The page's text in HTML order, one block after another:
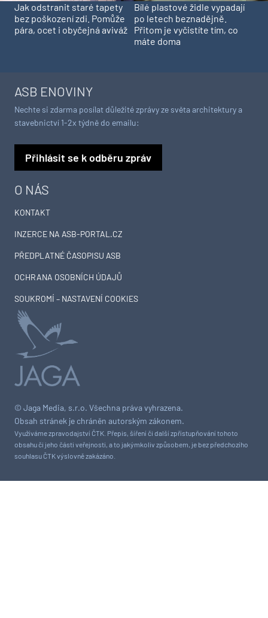
Jak odstranit staré tapety
bez poškození zdi. Pomůže
pára, ocet i obyčejná aviváž
Bílé plastové židle vypadají
po letech beznadějně.
Přitom je vyčistíte tím, co
máte doma
© Jaga Media, s.r.o. Všechna práva vyhrazena.
Obsah stránek je chráněn autorským zákonem.
Využíváme zpravodajství ČTK. Přepis, šíření či další zpřístupňování tohoto
obsahu či jeho části veřejnosti, a to jakýmkoliv způsobem, je bez předchozího
souhlasu ČTK výslovně zakázáno.
O NÁS
KONTAKT
INZERCE NA ASB-PORTAL.CZ
PŘEDPLATNÉ ČASOPISU ASB
OCHRANA OSOBNÍCH ÚDAJŮ
SOUKROMÍ – NASTAVENÍ COOKIES
ASB ENOVINY
Nechte si zdarma posílat důležité zprávy ze světa architektury a
stavebnictví 1-2x týdně do emailu:
Přihlásit se k odběru zpráv